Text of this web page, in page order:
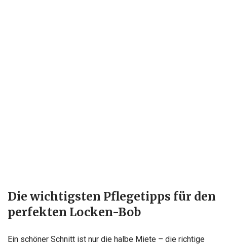
Die wichtigsten Pflegetipps für den
perfekten Locken-Bob
Ein schöner Schnitt ist nur die halbe Miete – die richtige